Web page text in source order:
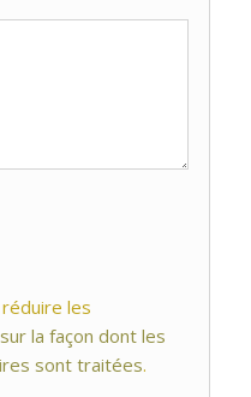
les
la façon dont les
sont traitées.